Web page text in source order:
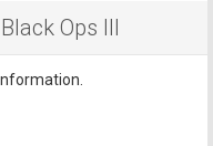
Ops III